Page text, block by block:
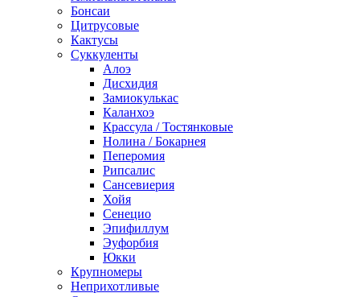
Бонсаи
Цитрусовые
Кактусы
Суккуленты
Алоэ
Дисхидия
Замиокулькас
Каланхоэ
Крассула / Тостянковые
Нолина / Бокарнея
Пеперомия
Рипсалис
Сансевиерия
Хойя
Сенецио
Эпифиллум
Эуфорбия
Юкки
Крупномеры
Неприхотливые